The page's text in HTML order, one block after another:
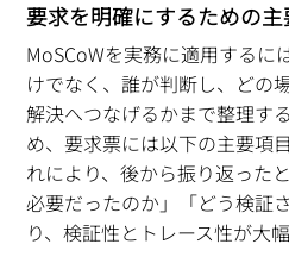
要求を明確にするための主
MoSCoWを実務に適用するに
けでなく、誰が判断し、どの
解決へつなげるかまで整理す
め、要求票には以下の主要項
れにより、後から振り返った
必要だったのか」「どう検証
り、検証性とトレース性が大